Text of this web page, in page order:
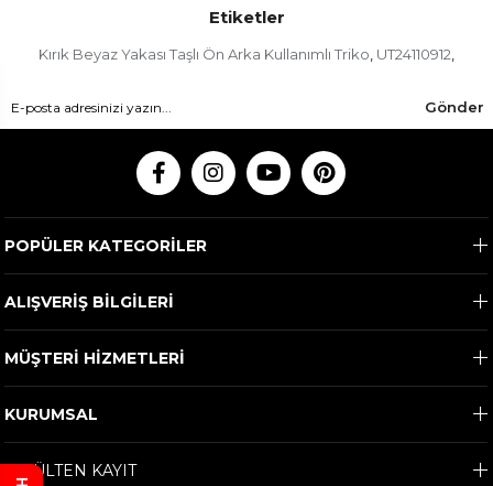
Etiketler
Kırık Beyaz Yakası Taşlı Ön Arka Kullanımlı Triko, UT24110912,
Gönder
POPÜLER KATEGORİLER
ALIŞVERİŞ BİLGİLERİ
MÜŞTERİ HİZMETLERİ
KURUMSAL
E-BÜLTEN KAYIT